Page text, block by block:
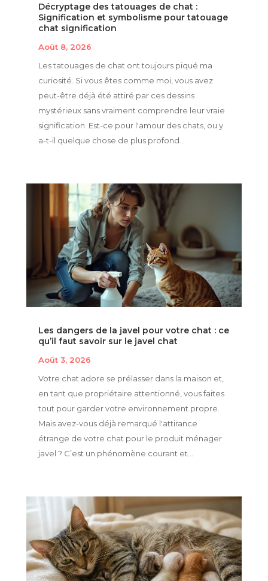
Décryptage des tatouages de chat :
Signification et symbolisme pour tatouage
chat signification
Août 8, 2026
Les tatouages de chat ont toujours piqué ma
curiosité. Si vous êtes comme moi, vous avez
peut-être déjà été attiré par ces dessins
mystérieux sans vraiment comprendre leur vraie
signification. Est-ce pour l'amour des chats, ou y
a-t-il quelque chose de plus profond...
Les dangers de la javel pour votre chat : ce
qu’il faut savoir sur le javel chat
Août 3, 2026
Votre chat adore se prélasser dans la maison et,
en tant que propriétaire attentionné, vous faites
tout pour garder votre environnement propre.
Mais avez-vous déjà remarqué l'attirance
étrange de votre chat pour le produit ménager
javel ? C’est un phénomène courant et...